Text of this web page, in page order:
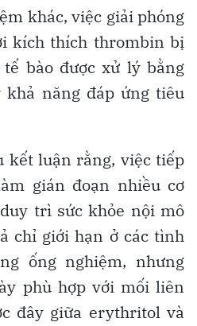
khác, việc giải phóng
kích thích thrombin bị
bào được xử lý bằng
năng đáp ứng tiêu
kết luận rằng, việc tiếp
gián đoạn nhiều cơ
trì sức khỏe nội mô
chỉ giới hạn ở các tình
ống nghiệm, nhưng
phù hợp với mối liên
đây giữa erythritol và